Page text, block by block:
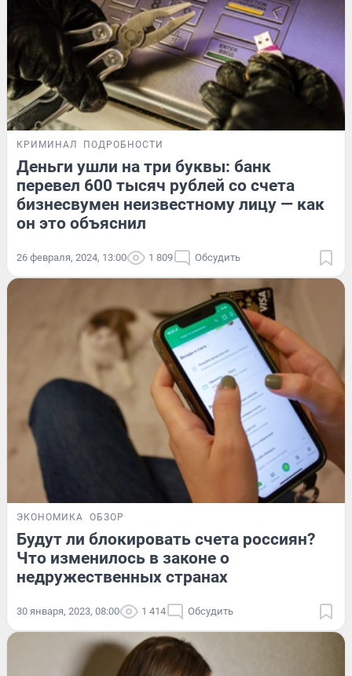
КРИМИНАЛ ПОДРОБНОСТИ
Деньги ушли на три буквы: банк
перевел 600 тысяч рублей со счета
бизнесвумен неизвестному лицу — как
он это объяснил
26 февраля, 2024, 13:00 1 809 Обсудить
ЭКОНОМИКА ОБЗОР
Будут ли блокировать счета россиян?
Что изменилось в законе о
недружественных странах
30 января, 2023, 08:00 1 414 Обсудить